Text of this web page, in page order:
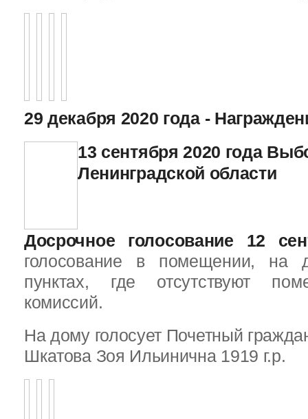
29 декабря 2020 года -
13 сентября 2020 года
Ленинградской области
Досрочное голосование 12
голосование в помещении, на
пунктах, где отсутствуют
комиссий.
На дому голосует Почетный
Шкатова Зоя Ильинична 1919 г.р.